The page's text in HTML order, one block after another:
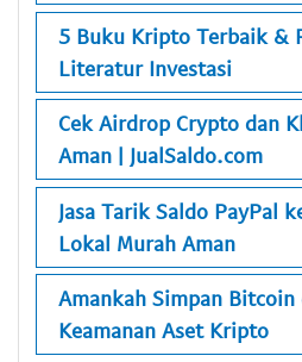
5 Buku Kripto Terbaik &
Literatur Investasi
Cek Airdrop Crypto dan
Aman | JualSaldo.com
Jasa Tarik Saldo PayPal
Lokal Murah Aman
Amankah Simpan Bitcoin
Keamanan Aset Kripto